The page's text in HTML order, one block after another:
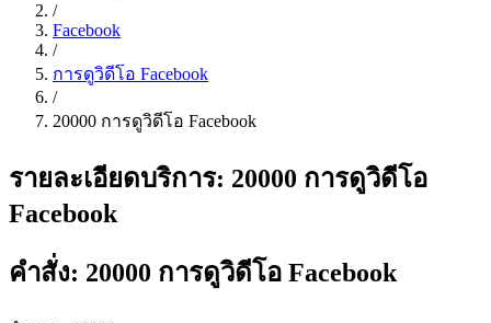
/
Facebook
/
การดูวิดีโอ Facebook
/
20000 การดูวิดีโอ Facebook
รายละเอียดบริการ: 20000 การดูวิดีโอ
Facebook
คำสั่ง: 20000 การดูวิดีโอ Facebook